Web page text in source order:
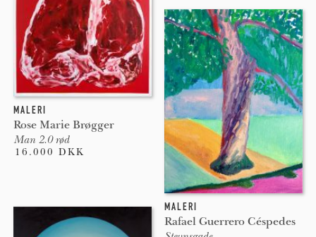
MALERI
Rose Marie Brøgger
Man 2.0 rød
16.000 DKK
MALERI
Rafael Guerrero Céspedes